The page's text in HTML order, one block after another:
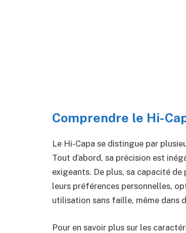
Comprendre le Hi-
Le Hi-Capa se distingue par
Tout d’abord, sa précision est
exigeants. De plus, sa capacité de
leurs préférences personnelles,
utilisation sans faille, même dans
Pour en savoir plus sur les